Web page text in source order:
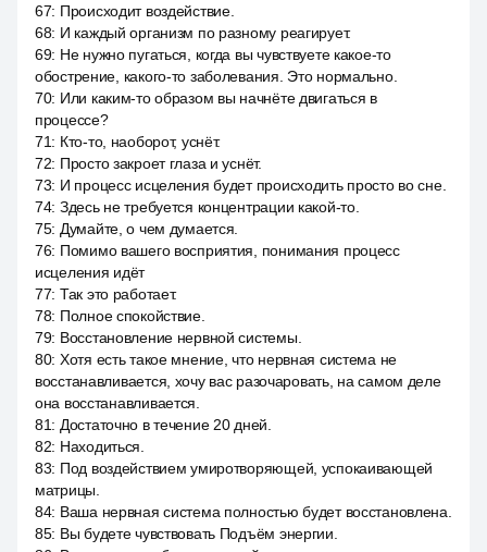
67: Происходит воздействие.
68: И каждый организм по разному реагирует.
69: Не нужно пугаться, когда вы чувствуете какое-то
обострение, какого-то заболевания. Это нормально.
70: Или каким-то образом вы начнёте двигаться в
процессе?
71: Кто-то, наоборот, уснёт.
72: Просто закроет глаза и уснёт.
73: И процесс исцеления будет происходить просто во сне.
74: Здесь не требуется концентрации какой-то.
75: Думайте, о чем думается.
76: Помимо вашего восприятия, понимания процесс
исцеления идёт
77: Так это работает.
78: Полное спокойствие.
79: Восстановление нервной системы.
80: Хотя есть такое мнение, что нервная система не
восстанавливается, хочу вас разочаровать, на самом деле
она восстанавливается.
81: Достаточно в течение 20 дней.
82: Находиться.
83: Под воздействием умиротворяющей, успокаивающей
матрицы.
84: Ваша нервная система полностью будет восстановлена.
85: Вы будете чувствовать Подъём энергии.